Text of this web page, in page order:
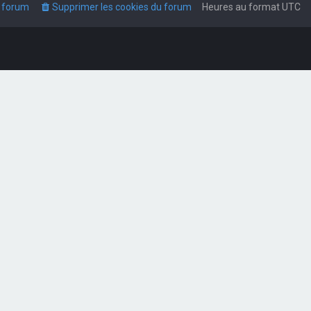
Heures au formatUTC
Supprimer les cookies du forum
forum